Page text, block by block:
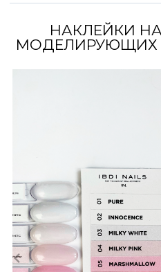
НАКЛЕЙКИ
МОДЕЛИРУЮЩИХ